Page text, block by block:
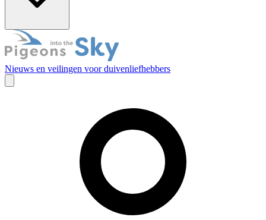
Nieuws en veilingen voor duivenliefhebbers